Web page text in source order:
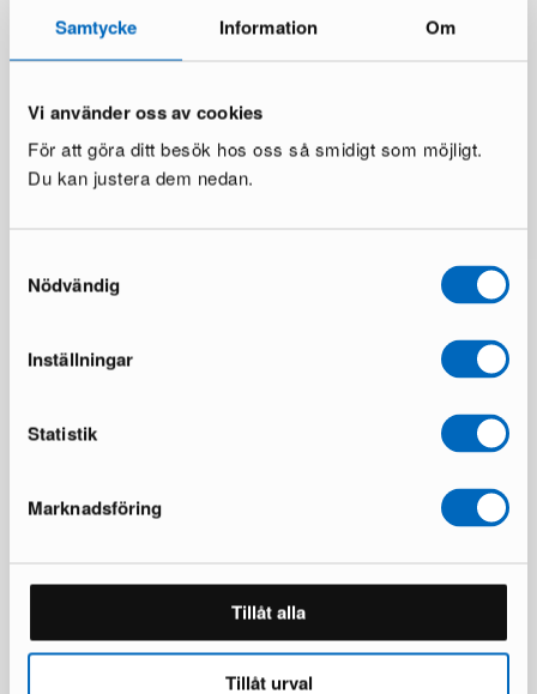
Samtycke Information Om
Vi använder oss av cookies
För att göra ditt besök hos oss så smidigt som möjligt.
Du kan justera dem nedan.
Nödvändig
Inställningar
Statistik
Marknadsföring
Tillåt alla
Tillåt urval
Över 50 000 möbler har hittat nya